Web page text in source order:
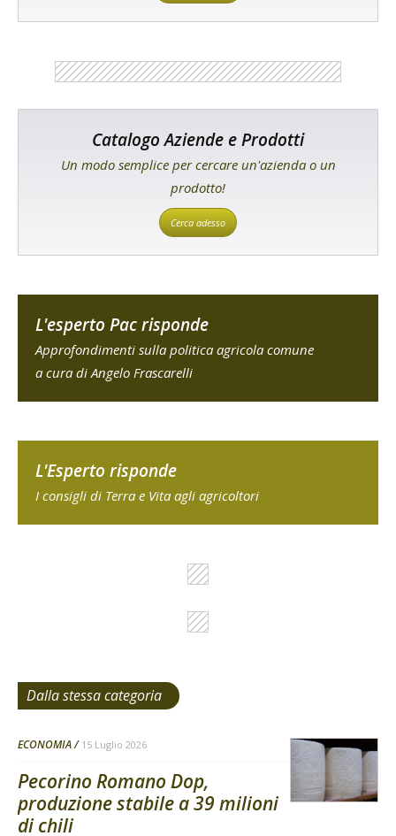
Catalogo Aziende e Prodotti
Un modo semplice per cercare un'azienda o un
prodotto!
Cerca adesso
L'esperto Pac risponde
Approfondimenti sulla politica agricola comune
a cura di Angelo Frascarelli
L'Esperto risponde
I consigli di Terra e Vita agli agricoltori
Dalla stessa categoria
ECONOMIA 15 Luglio 2026
Pecorino Romano Dop,
produzione stabile a 39 milioni
di chili